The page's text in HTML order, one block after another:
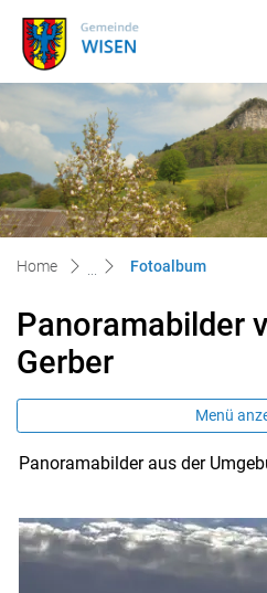
zur Startseite
Direkt zur Hauptnavigation
Direkt zum Inhalt
Direkt zur Suche
Direkt zum
Home Fotoalbum
Panoramabilder
Gerber
Menü
Panoramabilder aus der